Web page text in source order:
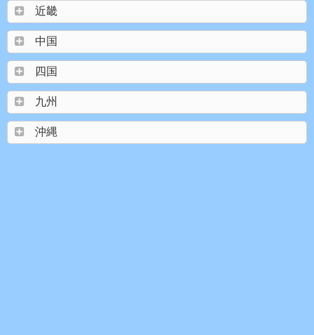
近畿
中国
四国
九州
沖縄